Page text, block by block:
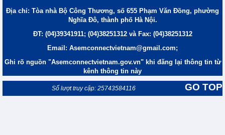
Địa chỉ: Tòa nhà Bộ Công Thương, số 655 Phạm Văn Đồng, phường
Nghĩa Đô, thành phố Hà Nội.
ĐT: (04)39341911; (04)38251312 và Fax: (04)38251312
Email: Asemconnectvietnam@gmail.com;
Ghi rõ nguồn "Asemconnectvietnam.gov.vn" khi đăng lại thông tin từ
kênh thông tin này
GO TOP
Số lượt truy cập: 25743584116